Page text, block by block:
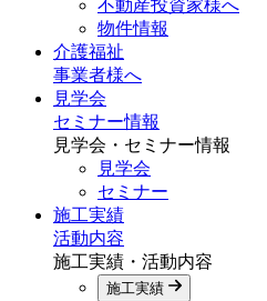
不動産投資家様へ
物件情報
介護福祉
事業者様へ
見学会
セミナー情報
見学会・セミナー情報
見学会
セミナー
施工実績
活動内容
施工実績・活動内容
施工実績